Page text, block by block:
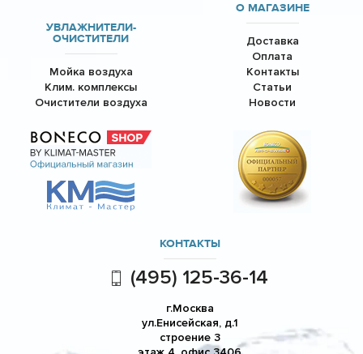
УВЛАЖНИТЕЛИ-
ОЧИСТИТЕЛИ
Мойка воздуха
Клим. комплексы
Очистители воздуха
О МАГАЗИНЕ
Доставка
Оплата
Контакты
Статьи
Новости
КОНТАКТЫ
(495) 125-36-14
г.Москва
ул.Енисейская, д.1
строение 3